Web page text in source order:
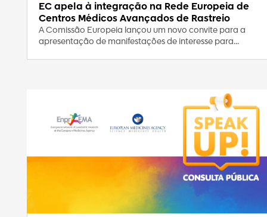
EC apela à integração na Rede Europeia de
Centros Médicos Avançados de Rastreio
A Comissão Europeia lançou um novo convite para a
apresentação de manifestações de interesse para...